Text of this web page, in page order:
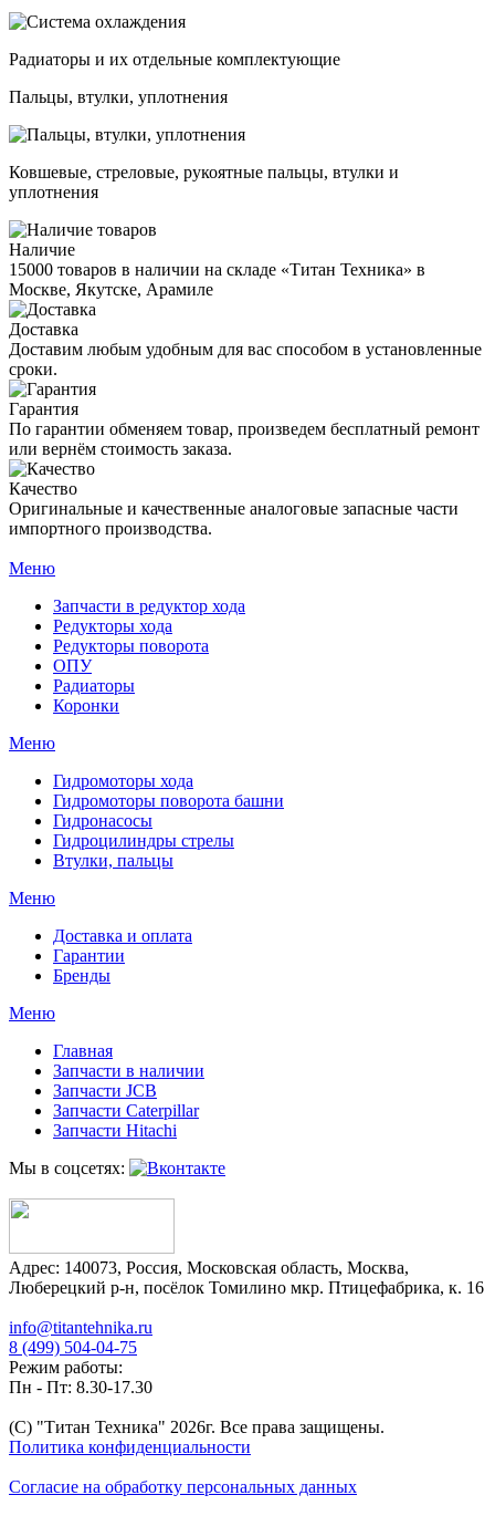
Радиаторы и их отдельные комплектующие
Пальцы, втулки, уплотнения
Ковшевые, стреловые, рукоятные пальцы, втулки и
уплотнения
Наличие
15000 товаров в наличии на складе «Титан Техника» в
Москве, Якутске, Арамиле
Доставка
Доставим любым удобным для вас способом в установленные
сроки.
Гарантия
По гарантии обменяем товар, произведем бесплатный ремонт
или вернём стоимость заказа.
Качество
Оригинальные и качественные аналоговые запасные части
импортного производства.
Меню
Запчасти в редуктор хода
Редукторы хода
Редукторы поворота
ОПУ
Радиаторы
Коронки
Меню
Гидромоторы хода
Гидромоторы поворота башни
Гидронасосы
Гидроцилиндры стрелы
Втулки, пальцы
Меню
Доставка и оплата
Гарантии
Бренды
Меню
Главная
Запчасти в наличии
Запчасти JCB
Запчасти Caterpillar
Запчасти Hitachi
Мы в соцсетях:
Адрес: 140073, Россия, Московская область, Москва,
Люберецкий р-н, посёлок Томилино мкр. Птицефабрика, к. 16
info@titantehnika.ru
8 (499) 504-04-75
Режим работы:
Пн - Пт: 8.30-17.30
(C) "Титан Техника" 2026г. Все права защищены.
Политика конфиденциальности
Согласие на обработку персональных данных